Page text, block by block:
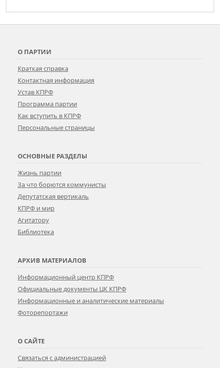
О ПАРТИИ
Краткая справка
Контактная информация
Устав КПРФ
Программа партии
Как вступить в КПРФ
Персональные страницы
ОСНОВНЫЕ РАЗДЕЛЫ
Жизнь партии
За что борются коммунисты
Депутатская вертикаль
КПРФ и мир
Агитатору
Библиотека
АРХИВ МАТЕРИАЛОВ
Информационный центр КПРФ
Официальные документы ЦК КПРФ
Информационные и аналитические материалы
Фоторепортажи
О САЙТЕ
Связаться с администрацией